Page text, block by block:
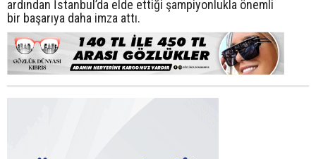
ardından İstanbul’da elde ettiği şampiyonlukla önemli
bir başarıya daha imza attı.